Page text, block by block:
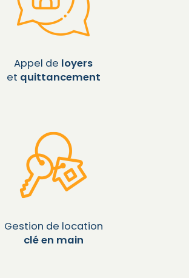
Appel de loyers
et quittancement
Gestion de location
clé en main